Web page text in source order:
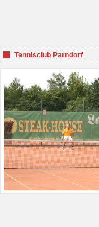
Tennisclub Parndorf